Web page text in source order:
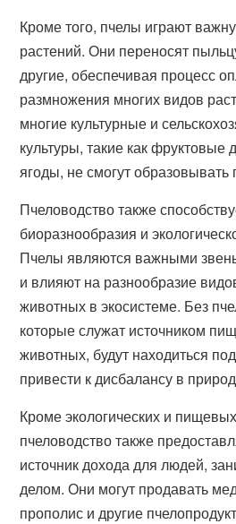
Кроме того, пчелы играют
растений. Они переносят
другие, обеспечивая процесс
размножения многих видов
многие культурные и
культуры, такие как фруктовые
ягоды, не смогут
Пчеловодство также
биоразнообразия и
Пчелы являются важными
и влияют на разнообразие
животных в экосистеме. Без
которые служат источником
животных, будут находиться
привести к дисбалансу в
Кроме экологических и
пчеловодство также
источник дохода для людей,
делом. Они могут продавать
прополис и другие